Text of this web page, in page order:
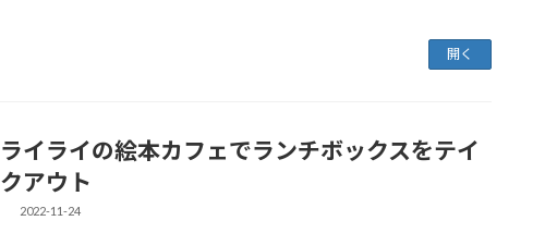
開く
ライライの絵本カフェでランチボックスをテイ
クアウト
2022-11-24